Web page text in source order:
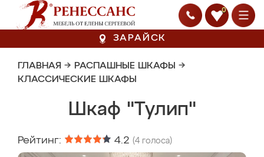
0
ЗАРАЙСК
ГЛАВНАЯ → РАСПАШНЫЕ ШКАФЫ →
КЛАССИЧЕСКИЕ ШКАФЫ
Шкаф "Тулип"
Рейтинг: 4.2 (4 голоса)